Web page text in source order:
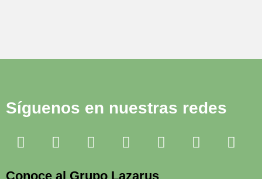
Síguenos en nuestras redes
Conoce al Grupo Lazarus